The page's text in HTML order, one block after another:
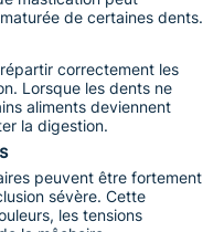
de certaines dents.
correctement les
Lorsque les dents ne
aliments deviennent
la digestion.
peuvent être fortement
sévère. Cette
les tensions